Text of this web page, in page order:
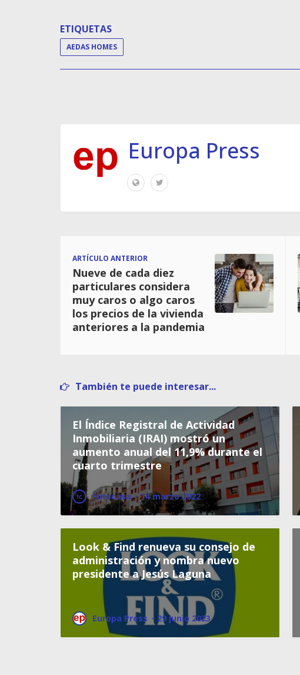
ETIQUETAS
AEDAS HOMES
Europa Press
ARTÍCULO ANTERIOR
Nueve de cada diez
particulares considera
muy caros o algo caros
los precios de la vivienda
anteriores a la pandemia
También te puede interesar...
El Índice Registral de Actividad
Inmobiliaria (IRAI) mostró un
aumento anual del 11,9% durante el
cuarto trimestre
Fotocasa · 14 marzo 2022
Look & Find renueva su consejo de
administración y nombra nuevo
presidente a Jesús Laguna
Europa Press · 29 junio 2023